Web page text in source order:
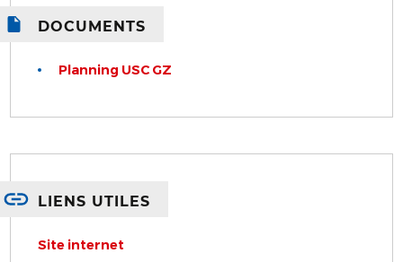
DOCUMENTS
Planning USC GZ
LIENS UTILES
Site internet